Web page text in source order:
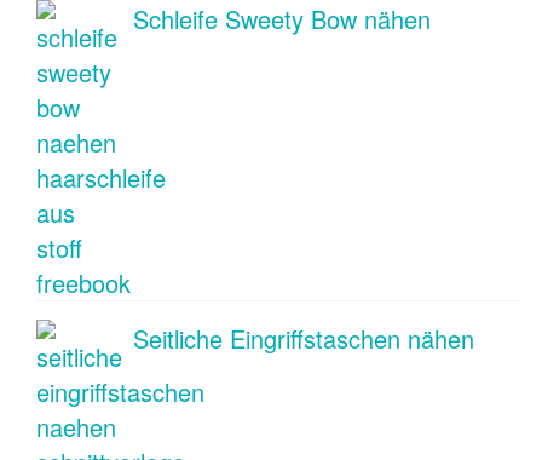
Schleife Sweety Bow nähen
Seitliche Eingriffstaschen nähen